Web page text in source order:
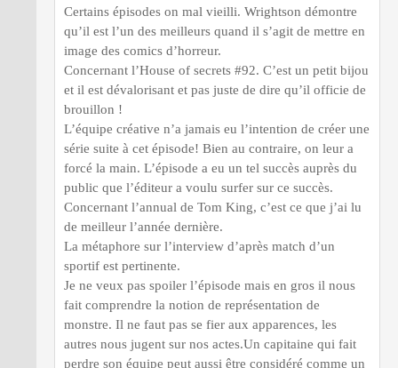
Certains épisodes on mal vieilli. Wrightson démontre
qu’il est l’un des meilleurs quand il s’agit de mettre en
image des comics d’horreur.
Concernant l’House of secrets #92. C’est un petit bijou
et il est dévalorisant et pas juste de dire qu’il officie de
brouillon !
L’équipe créative n’a jamais eu l’intention de créer une
série suite à cet épisode! Bien au contraire, on leur a
forcé la main. L’épisode a eu un tel succès auprès du
public que l’éditeur a voulu surfer sur ce succès.
Concernant l’annual de Tom King, c’est ce que j’ai lu
de meilleur l’année dernière.
La métaphore sur l’interview d’après match d’un
sportif est pertinente.
Je ne veux pas spoiler l’épisode mais en gros il nous
fait comprendre la notion de représentation de
monstre. Il ne faut pas se fier aux apparences, les
autres nous jugent sur nos actes.Un capitaine qui fait
perdre son équipe peut aussi être considéré comme un